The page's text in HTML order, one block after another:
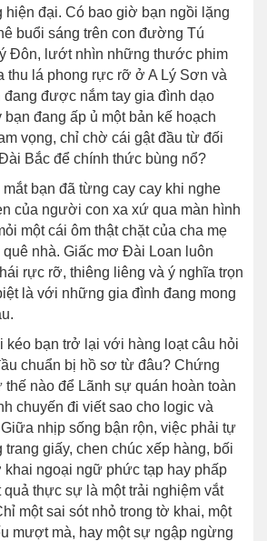
hiện đại. Có bao giờ bạn ngồi lặng
buổi sáng trên con đường Tú
Đôn, lướt nhìn những thước phim
thu lá phong rực rỡ ở A Lý Sơn và
được nắm tay gia đình dạo
đang ấp ủ một bản kế hoạch
vọng, chỉ chờ cái gật đầu từ đối
Bắc để chính thức bùng nổ?
bạn đã từng cay cay khi nghe
của người con xa xứ qua màn hình
một cái ôm thật chặt của cha mẹ
nhà. Giấc mơ Đài Loan luôn
rực rỡ, thiêng liêng và ý nghĩa trọn
là với những gia đình đang mong
kéo bạn trở lại với hàng loạt câu hỏi
chuẩn bị hồ sơ từ đâu? Chứng
thế nào để Lãnh sự quán hoàn toàn
chuyến đi viết sao cho logic và
nhịp sống bận rộn, việc phải tự
trang giấy, chen chúc xếp hàng, bối
ngoại ngữ phức tạp hay phấp
thực sự là một trải nghiệm vắt
một sai sót nhỏ trong tờ khai, một
mượt mà, hay một sự ngập ngừng